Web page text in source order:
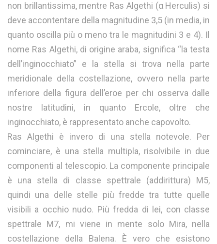
non brillantissima, mentre Ras Algethi (α Herculis) si
deve accontentare della magnitudine 3,5 (in media, in
quanto oscilla più o meno tra le magnitudini 3 e 4). Il
nome Ras Algethi, di origine araba, significa “la testa
dell’inginocchiato” e la stella si trova nella parte
meridionale della costellazione, ovvero nella parte
inferiore della figura dell’eroe per chi osserva dalle
nostre latitudini, in quanto Ercole, oltre che
inginocchiato, è rappresentato anche capovolto.
Ras Algethi è invero di una stella notevole. Per
cominciare, è una stella multipla, risolvibile in due
componenti al telescopio. La componente principale
è una stella di classe spettrale (addirittura) M5,
quindi una delle stelle più fredde tra tutte quelle
visibili a occhio nudo. Più fredda di lei, con classe
spettrale M7, mi viene in mente solo Mira, nella
costellazione della Balena. È vero che esistono